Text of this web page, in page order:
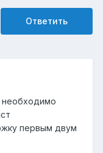
Ответить
необходимо
первым двум